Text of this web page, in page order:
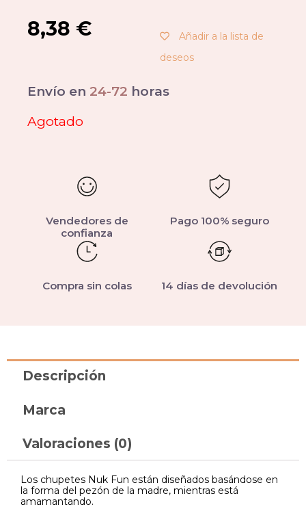
8,38 €
Añadir a la lista de
deseos
Envío en 24-72 horas
Agotado
Vendedores de
confianza
Pago 100% seguro
Compra sin colas 14 días de devolución
Descripción
Marca
Valoraciones (0)
Los chupetes Nuk Fun están diseñados basándose en
la forma del pezón de la madre, mientras está
amamantando.